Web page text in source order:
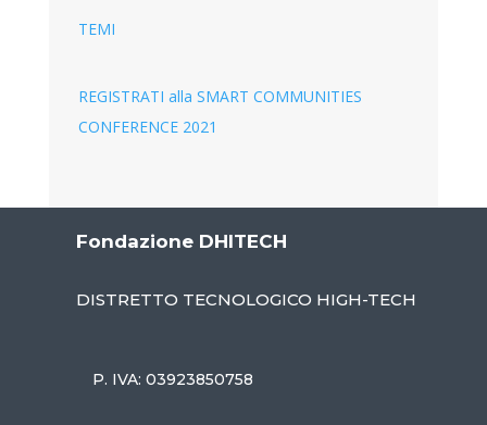
TEMI
REGISTRATI alla SMART COMMUNITIES
CONFERENCE 2021
Fondazione DHITECH
DISTRETTO TECNOLOGICO HIGH-TECH
P. IVA: 03923850758